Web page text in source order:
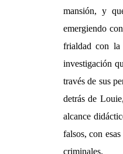
mansión, y
emergiendo
frialdad con la
investigación
través de sus
detrás de
alcance
falsos, con
criminales.